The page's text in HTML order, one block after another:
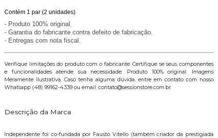
Contém 1 par (2 unidades)
- Produto 100% original.
- Garantia do fabricante contra defeito de fabricação.
- Entregas com nota fiscal.
Verifique limitações do produto com o fabricante. Certifique se seus componentes
e funcionalidades atende sua necessidade. Produto 100% original. Imagens
Meramente Ilustrativa. Caso tenha alguma dúvida, entre em contato com nosso
Whatsapp (48) 99162-4339 ou email: contato@sessionstore.com.br
Descrição da Marca
Independente foi co-fundada por Fausto Vitello (também criador da prestigiada